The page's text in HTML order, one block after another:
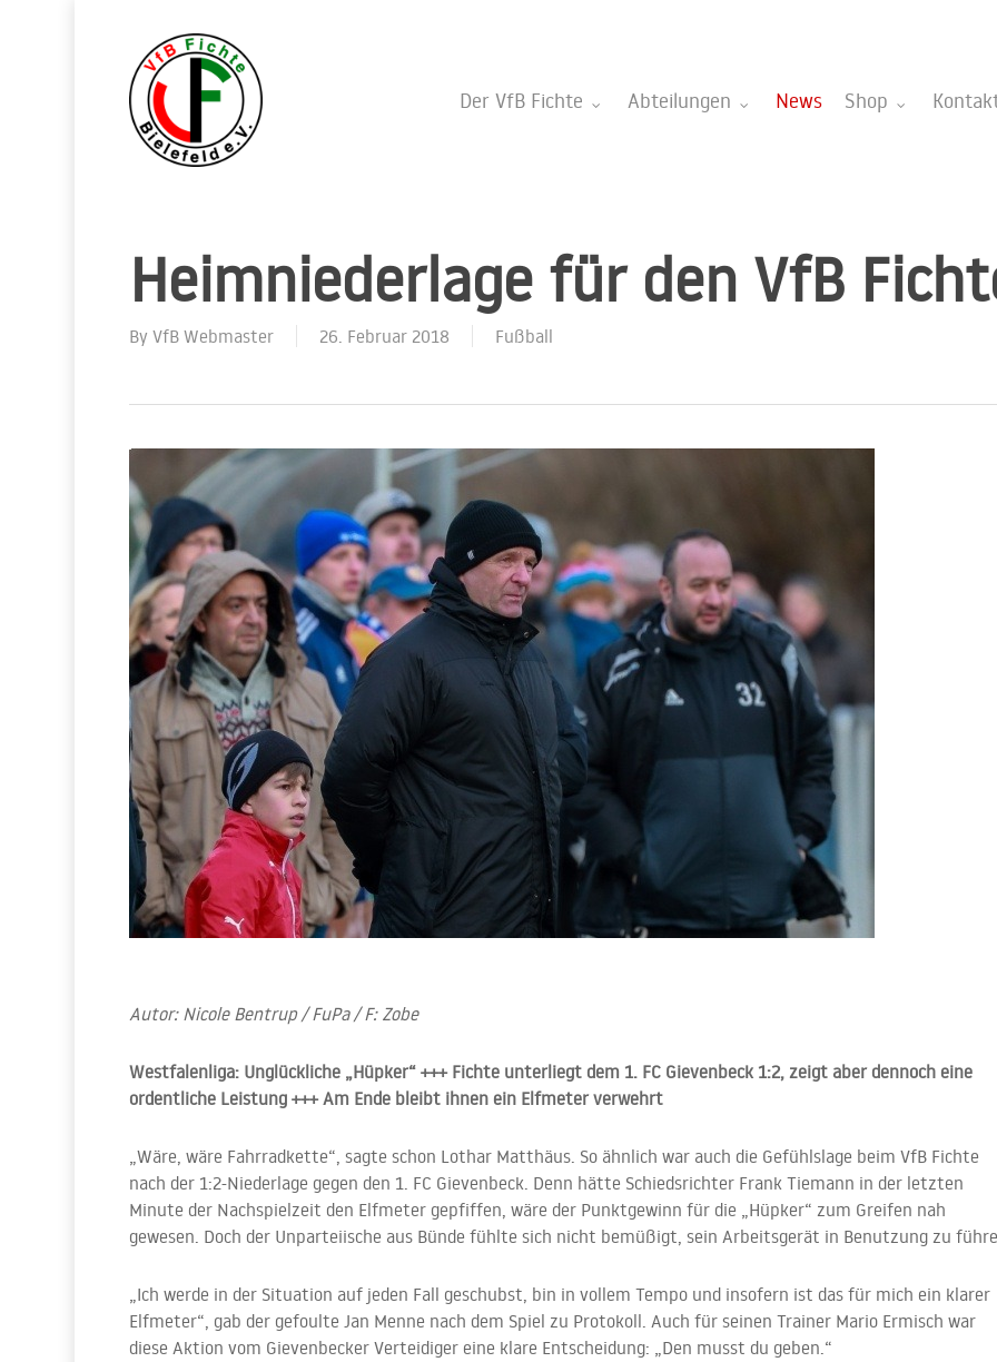
Der VfB Fichte Abteilungen News Shop
Heimniederlage für den VfB
By VfB Webmaster 26. Februar 2018 Fußball
Autor: Nicole Bentrup / FuPa / F: Zobe
Westfalenliga: Unglückliche „Hüpker“ +++ Fichte unterliegt dem 1. FC Gievenbeck 1:2, zeigt aber dennoch eine
ordentliche Leistung +++ Am Ende bleibt ihnen ein Elfmeter verwehrt
„Wäre, wäre Fahrradkette“, sagte schon Lothar Matthäus. So ähnlich war auch die Gefühlslage beim VfB Fichte
nach der 1:2-Niederlage gegen den 1. FC Gievenbeck. Denn hätte Schiedsrichter Frank Tiemann in der letzten
Minute der Nachspielzeit den Elfmeter gepfiffen, wäre der Punktgewinn für die „Hüpker“ zum Greifen nah
gewesen. Doch der Unparteiische aus Bünde fühlte sich nicht bemüßigt, sein Arbeitsgerät in Benutzung zu
„Ich werde in der Situation auf jeden Fall geschubst, bin in vollem Tempo und insofern ist das für mich ein klarer
Elfmeter“, gab der gefoulte Jan Menne nach dem Spiel zu Protokoll. Auch für seinen Trainer Mario Ermisch war
diese Aktion vom Gievenbecker Verteidiger eine klare Entscheidung: „Den musst du geben.“